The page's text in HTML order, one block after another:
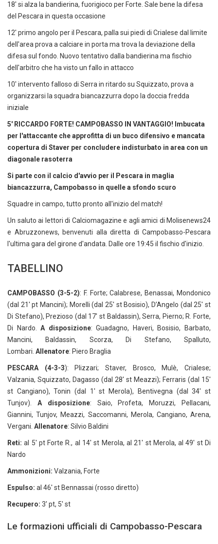
18' si alza la bandierina, fuorigioco per Forte. Sale bene la difesa
del Pescara in questa occasione
12' primo angolo per il Pescara, palla sui piedi di Crialese dal limite
dell'area prova a calciare in porta ma trova la deviazione della
difesa sul fondo. Nuovo tentativo dalla bandierina ma fischio
dell'arbitro che ha visto un fallo in attacco
10' intervento falloso di Serra in ritardo su Squizzato, prova a
organizzarsi la squadra biancazzurra dopo la doccia fredda
iniziale
5' RICCARDO FORTE! CAMPOBASSO IN VANTAGGIO! Imbucata
per l'attaccante che approfitta di un buco difensivo e mancata
copertura di Staver per concludere indisturbato in area con un
diagonale rasoterra
Si parte con il calcio d'avvio per il Pescara in maglia
biancazzurra, Campobasso in quelle a sfondo scuro
Squadre in campo, tutto pronto all'inizio del match!
Un saluto ai lettori di Calciomagazine e agli amici di Molisenews24
e Abruzzonews, benvenuti alla diretta di Campobasso-Pescara
l'ultima gara del girone d'andata. Dalle ore 19:45 il fischio d'inizio.
TABELLINO
CAMPOBASSO (3-5-2): F. Forte; Calabrese, Benassai, Mondonico
(dal 21' pt Mancini); Morelli (dal 25' st Bosisio), D’Angelo (dal 25' st
Di Stefano), Prezioso (dal 17' st Baldassin), Serra, Pierno; R. Forte,
Di Nardo.A disposizione: Guadagno, Haveri, Bosisio, Barbato,
Mancini, Baldassin, Scorza, Di Stefano, Spalluto,
Lombari. Allenatore: Piero Braglia
PESCARA (4-3-3): Plizzari; Staver, Brosco, Mulè, Crialese;
Valzania, Squizzato, Dagasso (dal 28' st Meazzi); Ferraris (dal 15'
st Cangiano), Tonin (dal 1' st Merola), Bentivegna (dal 34' st
Tunjov). A disposizione: Saio, Profeta, Moruzzi, Pellacani,
Giannini, Tunjov, Meazzi, Saccomanni, Merola, Cangiano, Arena,
Vergani. Allenatore: Silvio Baldini
Reti: al 5' pt Forte R., al 14' st Merola, al 21' st Merola, al 49' st Di
Nardo
Ammonizioni: Valzania, Forte
Espulso: al 46' st Bennassai (rosso diretto)
Recupero: 3' pt, 5' st
Le formazioni ufficiali di Campobasso-Pescara